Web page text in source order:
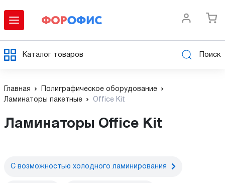
Каталог товаров Поиск
Главная
Полиграфическое оборудование
Ламинаторы пакетные
Office Kit
Ламинаторы Office Kit
С возможностью холодного ламинирования